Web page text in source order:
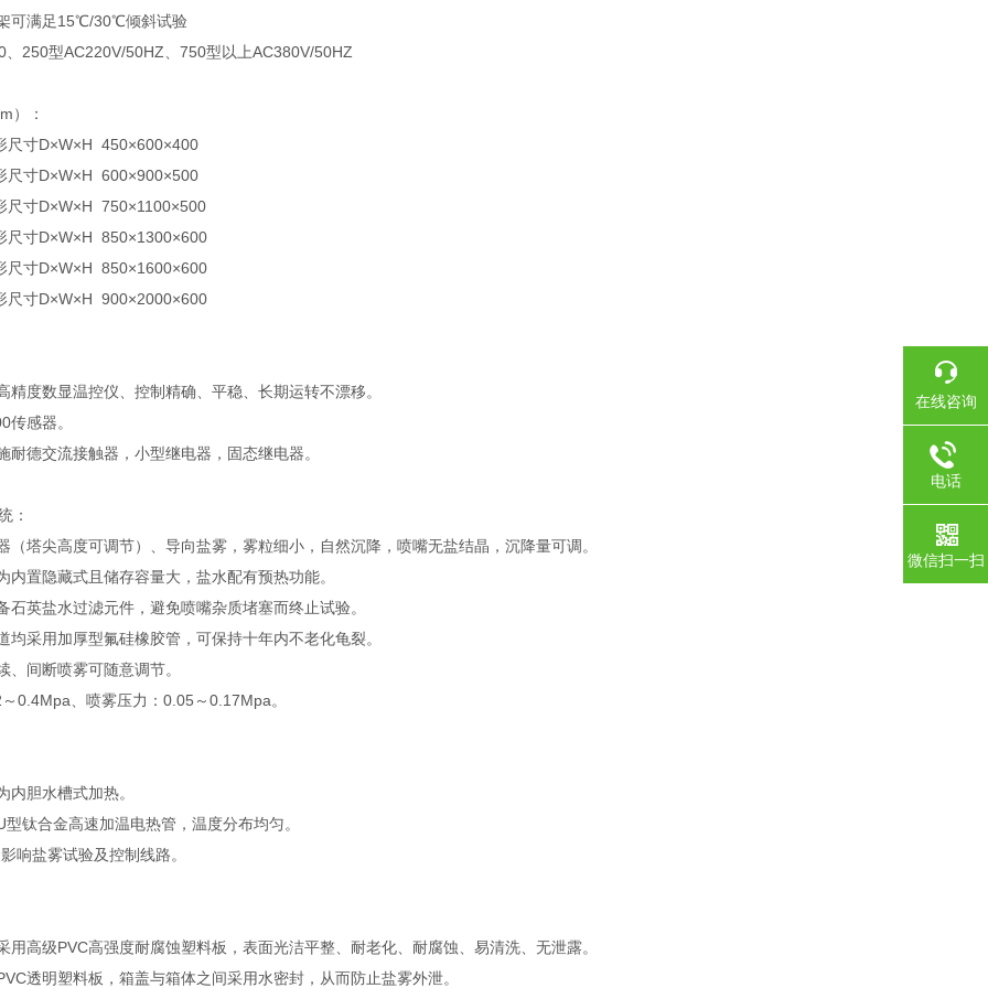
可满足15℃/30℃倾斜试验
250型AC220V/50HZ、750型以上AC380V/50HZ
）：
尺寸D×W×H 450×600×400
尺寸D×W×H 600×900×500
尺寸D×W×H 750×1100×500
尺寸D×W×H 850×1300×600
尺寸D×W×H 850×1600×600
尺寸D×W×H 900×2000×600
度数显温控仪、控制精确、平稳、长期运转不漂移。
感器。
德交流接触器，小型继电器，固态继电器。
：
塔尖高度可调节）、导向盐雾，雾粒细小，自然沉降，喷嘴无盐结晶，沉降量可调。
置隐藏式且储存容量大，盐水配有预热功能。
英盐水过滤元件，避免喷嘴杂质堵塞而终止试验。
采用加厚型氟硅橡胶管，可保持十年内不老化龟裂。
间断喷雾可随意调节。
0.4Mpa、喷雾压力：0.05～0.17Mpa。
胆水槽式加热。
钛合金高速加温电热管，温度分布均匀。
响盐雾试验及控制线路。
高级PVC高强度耐腐蚀塑料板，表面光洁平整、耐老化、耐腐蚀、易清洗、无泄露。
透明塑料板，箱盖与箱体之间采用水密封，从而防止盐雾外泄。
在线咨询
电话
微信扫一扫